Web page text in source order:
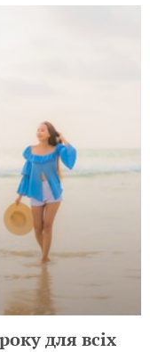
для всіх